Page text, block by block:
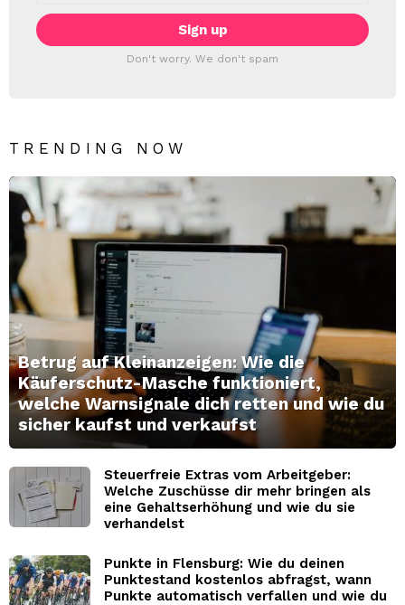
Don't worry. We don't spam
TRENDING NOW
Betrug auf Kleinanzeigen: Wie die
Käuferschutz-Masche funktioniert,
welche Warnsignale dich retten und wie du
sicher kaufst und verkaufst
Steuerfreie Extras vom Arbeitgeber:
Welche Zuschüsse dir mehr bringen als
eine Gehaltserhöhung und wie du sie
verhandelst
Punkte in Flensburg: Wie du deinen
Punktestand kostenlos abfragst, wann
Punkte automatisch verfallen und wie du